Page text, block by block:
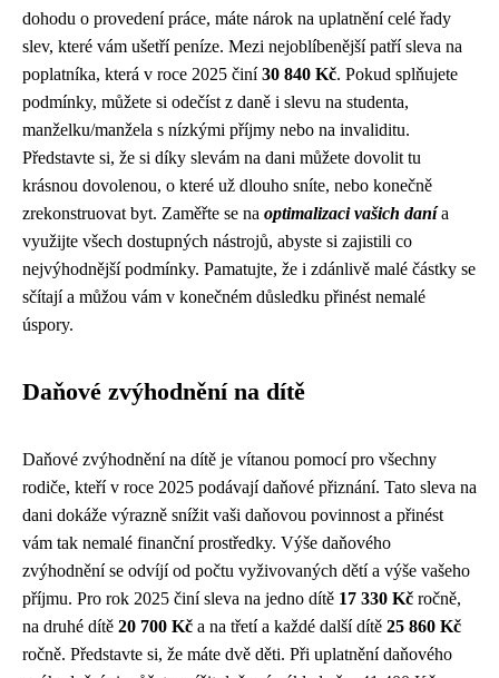
dohodu o provedení práce, máte nárok na uplatnění celé řady
slev, které vám ušetří peníze. Mezi nejoblíbenější patří sleva na
poplatníka, která v roce 2025 činí30 840 Kč. Pokud splňujete
podmínky, můžete si odečíst z daně i slevu na studenta,
manželku/manžela s nízkými příjmy nebo na invaliditu.
Představte si, že si díky slevám na dani můžete dovolit tu
krásnou dovolenou, o které už dlouho sníte, nebo konečně
zrekonstruovat byt. Zaměřte se na optimalizaci vašich danía
využijte všech dostupných nástrojů, abyste si zajistili co
nejvýhodnější podmínky. Pamatujte, že i zdánlivě malé částky se
sčítají a můžou vám v konečném důsledku přinést nemalé
úspory.
Daňové zvýhodnění na dítě
Daňové zvýhodnění na dítě je vítanou pomocí pro všechny
rodiče, kteří v roce 2025 podávají daňové přiznání. Tato sleva na
dani dokáže výrazně snížit vaši daňovou povinnost a přinést
vám tak nemalé finanční prostředky. Výše daňového
zvýhodnění se odvíjí od počtu vyživovaných dětí a výše vašeho
příjmu. Pro rok 2025 činí sleva na jedno dítě 17 330 Kč ročně,
na druhé dítě 20 700 Kč a na třetí a každé další dítě 25 860 Kč
ročně. Představte si, že máte dvě děti. Při uplatnění daňového